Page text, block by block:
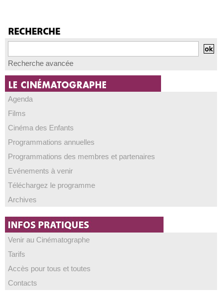
Recherche avancée
Agenda
Films
Cinéma des Enfants
Programmations annuelles
Programmations des membres et partenaires
Evénements à venir
Téléchargez le programme
Archives
Venir au Cinématographe
Tarifs
Accès pour tous et toutes
Contacts